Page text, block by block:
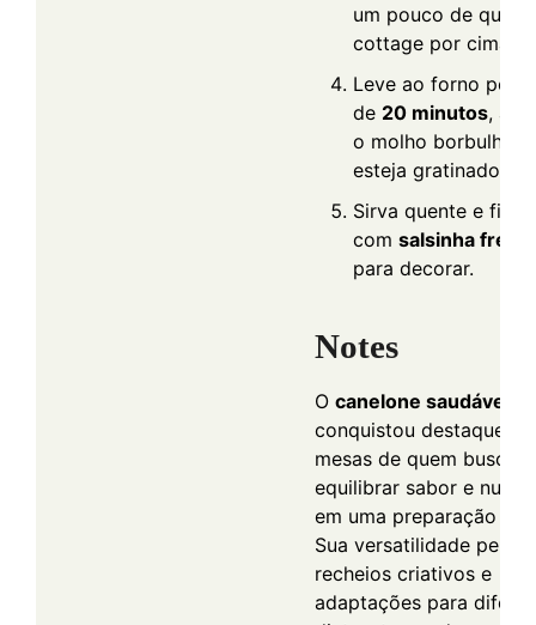
um pouco de queijo
cottage por cima.
Leve ao forno por
de 20 minutos, até
o molho borbulhe e
esteja gratinado.
Sirva quente e
com salsinha
para decorar.
Notes
O canelone saudável
conquistou destaque
mesas de quem busca
equilibrar sabor e
em uma preparação
Sua versatilidade
recheios criativos e
adaptações para